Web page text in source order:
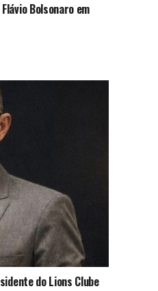
Bolsonaro em
do Lions Clube